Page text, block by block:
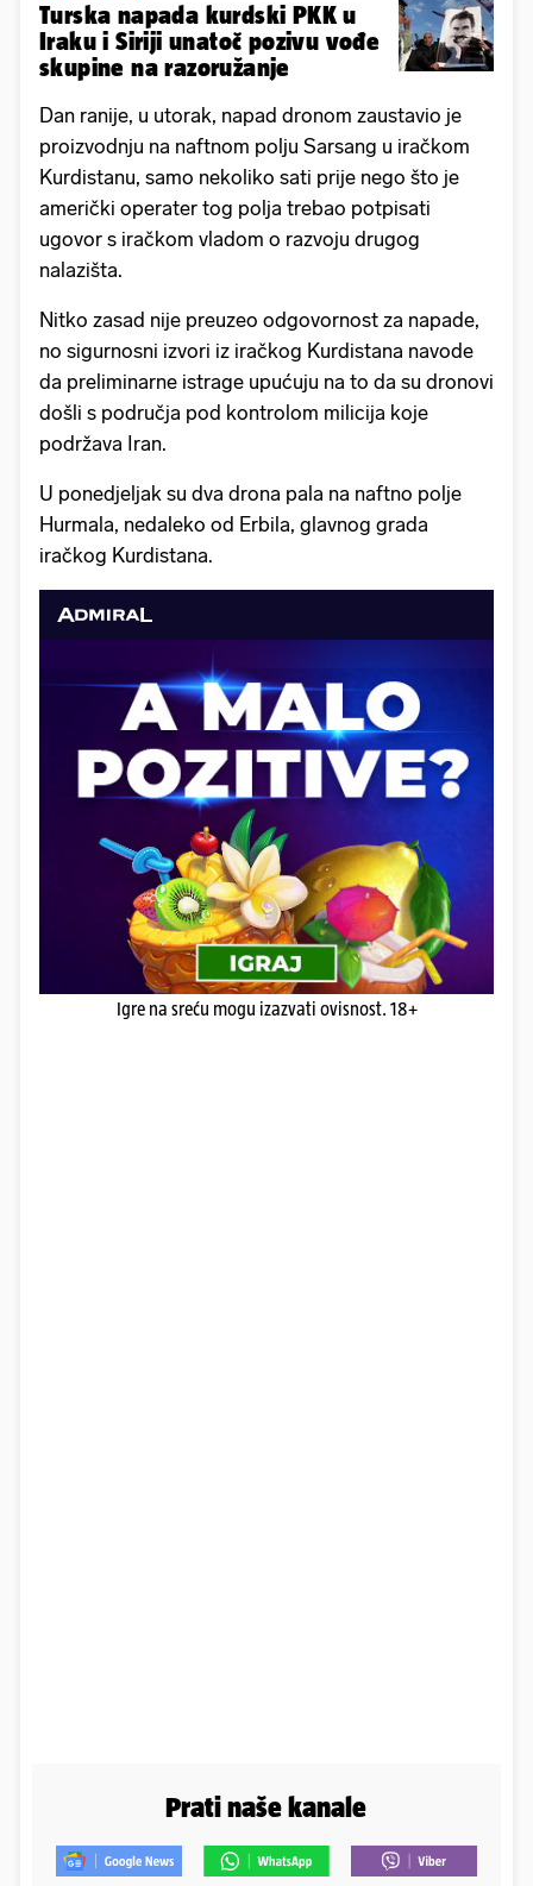
Turska napada kurdski PKK u
Iraku i Siriji unatoč pozivu vođe
skupine na razoružanje
Dan ranije, u utorak, napad dronom zaustavio je
proizvodnju na naftnom polju Sarsang u iračkom
Kurdistanu, samo nekoliko sati prije nego što je
američki operater tog polja trebao potpisati
ugovor s iračkom vladom o razvoju drugog
nalazišta.
Nitko zasad nije preuzeo odgovornost za napade,
no sigurnosni izvori iz iračkog Kurdistana navode
da preliminarne istrage upućuju na to da su dronovi
došli s područja pod kontrolom milicija koje
podržava Iran.
U ponedjeljak su dva drona pala na naftno polje
Hurmala, nedaleko od Erbila, glavnog grada
iračkog Kurdistana.
Igre na sreću mogu izazvati ovisnost. 18+
Prati naše kanale